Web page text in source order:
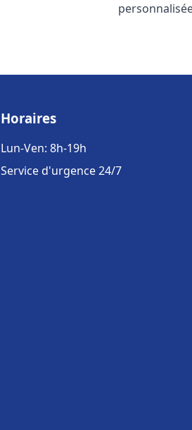
Horaires
Lun-Ven: 8h-19h
Service d'urgence 24/7